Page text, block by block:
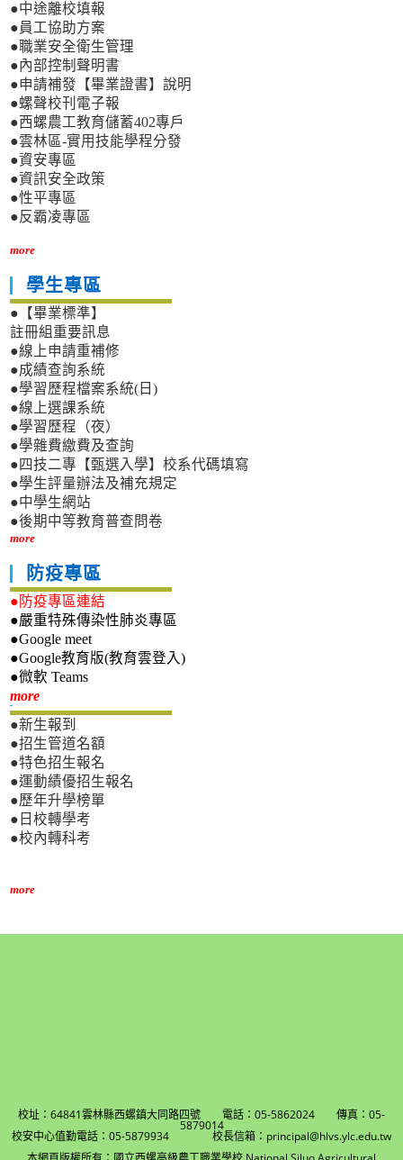
●中途離校填報
●員工協助方案
●職業安全衛生管理
●內部控制聲明書
●申請補發【畢業證書】說明
●螺聲校刊電子報
●西螺農工教育儲蓄402專戶
●雲林區-實用技能學程分發
●資安專區
●資訊安全政策
●性平專區
●反霸凌專區
more
學生專區
●【畢業標準】
註冊組重要訊息
●線上申請重補修
●成績查詢系統
●學習歷程檔案系統(日)
●線上選課系統
●學習歷程（夜）
●學雜費繳費及查詢
●四技二專【甄選入學】校系代碼填寫
●學生評量辦法及補充規定
●中學生網站
●後期中等教育普查問卷
more
防疫專區
●防疫專區連結
●嚴重特殊傳染性肺炎專區
●Google meet
●Google教育版(教育雲登入)
●微軟 Teams
more新生專區
●新生報到
●招生管道名額
●特色招生報名
●運動績優招生報名
●歷年升學榜單
●日校轉學考
●校內轉科考
more
校址：64841雲林縣西螺鎮大同路四號 電話：05-5862024 傳真：05-
5879014
校安中心值勤電話：05-5879934 校長信箱：principal@hlvs.ylc.edu.tw